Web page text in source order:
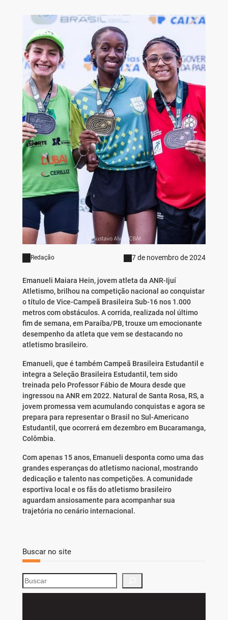
Redação 7 de novembro de 2024
Emanueli Maiara Hein, jovem atleta da ANR-Ijuí
Atletismo, brilhou na competição nacional ao conquistar
o título de Vice-Campeã Brasileira Sub-16 nos 1.000
metros com obstáculos. A corrida, realizada nol último
fim de semana, em Paraíba/PB, trouxe um emocionante
desempenho da atleta que vem se destacando no
atletismo brasileiro.
Emanueli, que é também Campeã Brasileira Estudantil e
integra a Seleção Brasileira Estudantil, tem sido
treinada pelo Professor Fábio de Moura desde que
ingressou na ANR em 2022. Natural de Santa Rosa, RS, a
jovem promessa vem acumulando conquistas e agora se
prepara para representar o Brasil no Sul-Americano
Estudantil, que ocorrerá em dezembro em Bucaramanga,
Colômbia.
Com apenas 15 anos, Emanueli desponta como uma das
grandes esperanças do atletismo nacional, mostrando
dedicação e talento nas competições. A comunidade
esportiva local e os fãs do atletismo brasileiro
aguardam ansiosamente para acompanhar sua
trajetória no cenário internacional.
Buscar no site
S
e